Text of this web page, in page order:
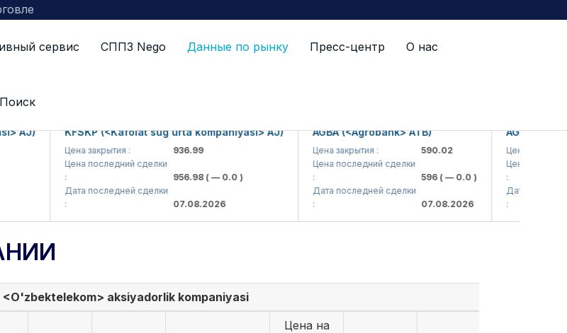
сервис СППЗ Nego Данные по рынку Пресс-центр О нас
Поиск
KFSKP (<Kafolat sug'urta kompaniyasi> AJ)
Цена закрытия :
936.99
Цена последний сделки
956.98( — 0.0 )
Дата последней сделки
07.08.2026
AGBA (<Agrobank> ATB)
Цена закрытия :
590.02
Цена последний сделки
( — 0.0 )
Дата последней сделки
07.08.2026
AGBAP
Цена закрытия :
Цена последний
Дата последней
<O'zbektelekom> aksiyadorlik kompaniyasi
Цена на